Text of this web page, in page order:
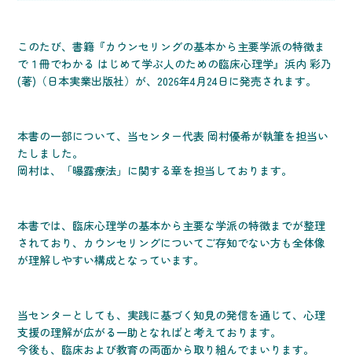
このたび、書籍『カウンセリングの基本から主要学派の特徴ま
で１冊でわかる はじめて学ぶ人のための臨床心理学』浜内 彩乃
(著)（日本実業出版社）が、2026年4月24日に発売されます。
本書の一部について、当センター代表 岡村優希が執筆を担当い
たしました。
岡村は、「曝露療法」に関する章を担当しております。
本書では、臨床心理学の基本から主要な学派の特徴までが整理
されており、カウンセリングについてご存知でない方も全体像
が理解しやすい構成となっています。
当センターとしても、実践に基づく知見の発信を通じて、心理
支援の理解が広がる一助となればと考えております。
今後も、臨床および教育の両面から取り組んでまいります。